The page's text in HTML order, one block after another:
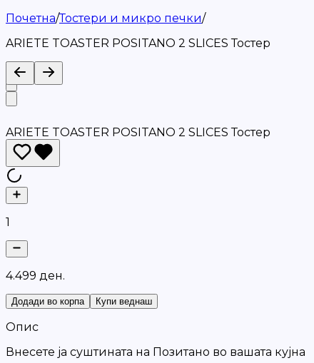
Почетна/Тостери и микро печки/
ARIETE TOASTER POSITANO 2 SLICES Тостер
ARIETE TOASTER POSITANO 2 SLICES Тостер
1
4.499 ден.
Додади во корпа Купи веднаш
Опис
Внесете ја суштината на Позитано во вашата кујна